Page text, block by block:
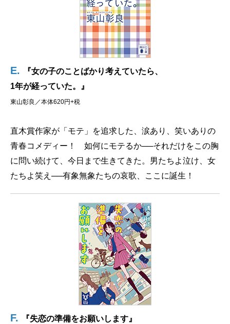
E.
『女の子のことばかり考えていたら、
1年が経っていた。』
東山彰良／本体620円+税
直木賞作家が「モテ」を追求した、涙あり、笑いありの
青春コメディー！ 如何にモテるか──それだけをこの胸
に問い続けて、今日まで生きてきた。男たちよ泣け、女
たちよ笑え──有象無象たちの哀歌、ここに誕生！
F. 『失恋の準備をお願いします』